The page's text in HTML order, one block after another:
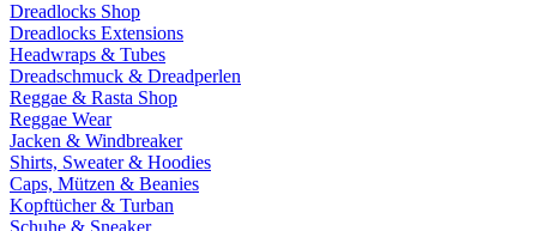
Dreadlocks Shop
Dreadlocks Extensions
Headwraps & Tubes
Dreadschmuck & Dreadperlen
Reggae & Rasta Shop
Reggae Wear
Jacken & Windbreaker
Shirts, Sweater & Hoodies
Caps, Mützen & Beanies
Kopftücher & Turban